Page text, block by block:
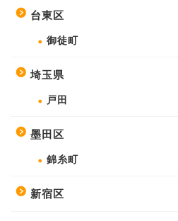
台東区
御徒町
埼玉県
戸田
墨田区
錦糸町
新宿区